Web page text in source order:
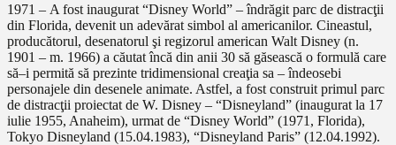
1971 – A fost inaugurat “Disney World” – îndrăgit parc de distracţii
din Florida, devenit un adevărat simbol al americanilor. Cineastul,
producătorul, desenatorul şi regizorul american Walt Disney (n.
1901 – m. 1966) a căutat încă din anii 30 să găsească o formulă care
să–i permită să prezinte tridimensional creaţia sa – îndeosebi
personajele din desenele animate. Astfel, a fost construit primul parc
de distracţii proiectat de W. Disney – “Disneyland” (inaugurat la 17
iulie 1955, Anaheim), urmat de “Disney World” (1971, Florida),
Tokyo Disneyland (15.04.1983), “Disneyland Paris” (12.04.1992).